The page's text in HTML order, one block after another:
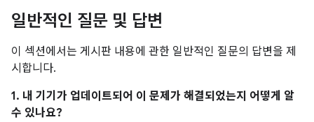
일반적인 질문 및 답변
이 섹션에서는 게시판 내용에 관한 일반적인 질문의 답변을 제
시합니다.
1. 내 기기가 업데이트되어 이 문제가 해결되었는지 어떻게 알
수 있나요?